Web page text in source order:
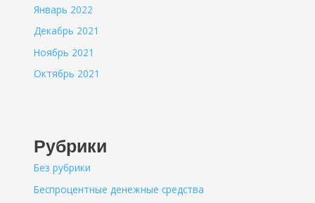
Январь 2022
Декабрь 2021
Ноябрь 2021
Октябрь 2021
Рубрики
Без рубрики
Беспроцентные денежные средства